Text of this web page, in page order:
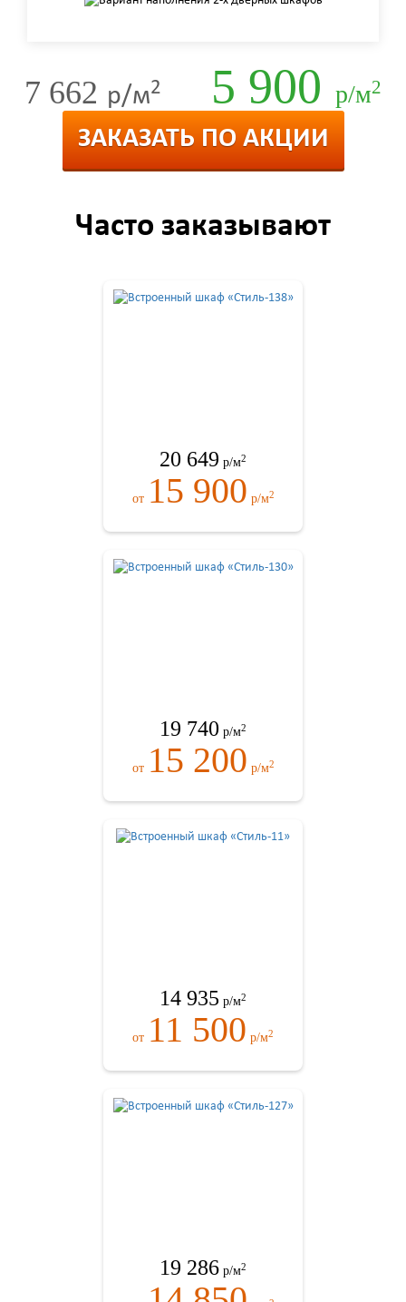
7 662 р/м2 5 900 р/м2
ЗАКАЗАТЬ ПО АКЦИИ
Часто заказывают
20 649 р/м2
от 15 900 р/м2
19 740 р/м2
от 15 200 р/м2
14 935 р/м2
от 11 500 р/м2
19 286 р/м2